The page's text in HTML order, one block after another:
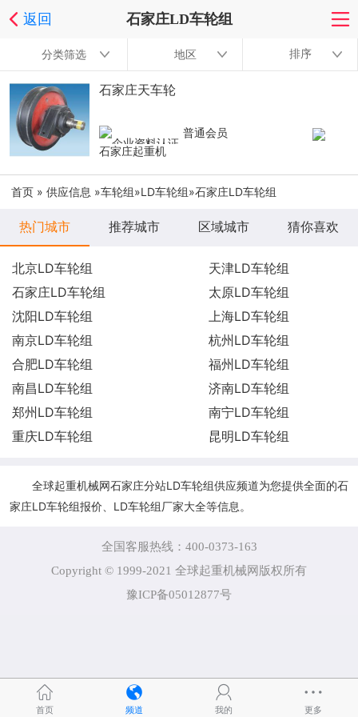
返回 石家庄LD车轮组
分类筛选 地区 排序
石家庄天车轮
普通会员
石家庄起重机
首页 » 供应信息 »车轮组»LD车轮组»石家庄LD车轮组
热门城市 推荐城市 区域城市 猜你喜欢
北京LD车轮组
天津LD车轮组
石家庄LD车轮组
太原LD车轮组
沈阳LD车轮组
上海LD车轮组
南京LD车轮组
杭州LD车轮组
合肥LD车轮组
福州LD车轮组
南昌LD车轮组
济南LD车轮组
郑州LD车轮组
南宁LD车轮组
重庆LD车轮组
昆明LD车轮组
全球起重机械网石家庄分站LD车轮组供应频道为您提供全面的石
家庄LD车轮组报价、LD车轮组厂家大全等信息。
全国客服热线：400-0373-163
Copyright © 1999-2021 全球起重机械网版权所有
豫ICP备05012877号
首页 频道 我的 更多